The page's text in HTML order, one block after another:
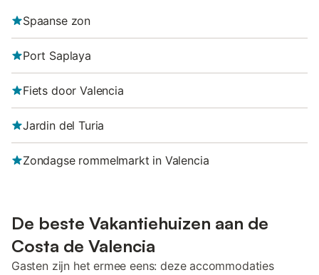
Spaanse zon
Port Saplaya
Fiets door Valencia
Jardin del Turia
Zondagse rommelmarkt in Valencia
De beste Vakantiehuizen aan de
Costa de Valencia
Gasten zijn het ermee eens: deze accommodaties